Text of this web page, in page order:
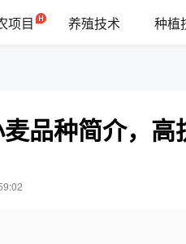
项目 养殖技术 种植
品种简介，高